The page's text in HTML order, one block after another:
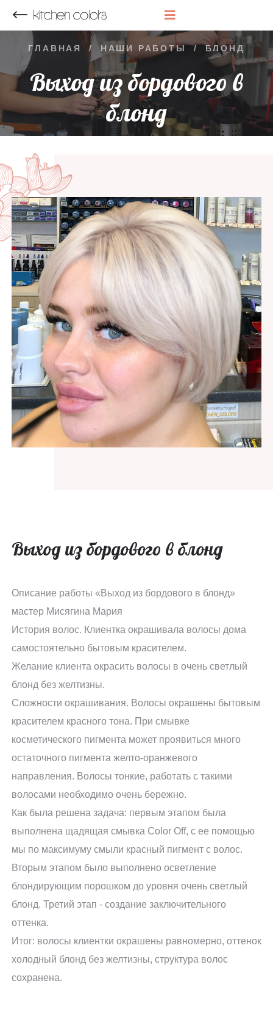
ГЛАВНАЯ / НАШИ РАБОТЫ / БЛОНД
Выход из бордового в
блонд
Выход из бордового в блонд
Описание работы «Выход из бордового в блонд»
мастер Мисягина Мария
История волос. Клиентка окрашивала волосы дома
самостоятельно бытовым красителем.
Желание клиента окрасить волосы в очень светлый
блонд без желтизны.
Сложности окрашивания. Волосы окрашены бытовым
красителем красного тона. При смывке
косметического пигмента может проявиться много
остаточного пигмента желто-оранжевого
направления. Волосы тонкие, работать с такими
волосами необходимо очень бережно.
Как была решена задача: первым этапом была
выполнена щадящая смывка Color Off, с ее помощью
мы по максимуму смыли красный пигмент с волос.
Вторым этапом было выполнено осветление
блондирующим порошком до уровня очень светлый
блонд. Третий этап - создание заключительного
оттенка.
Итог: волосы клиентки окрашены равномерно, оттенок
холодный блонд без желтизны, структура волос
сохранена.
НАЗАД